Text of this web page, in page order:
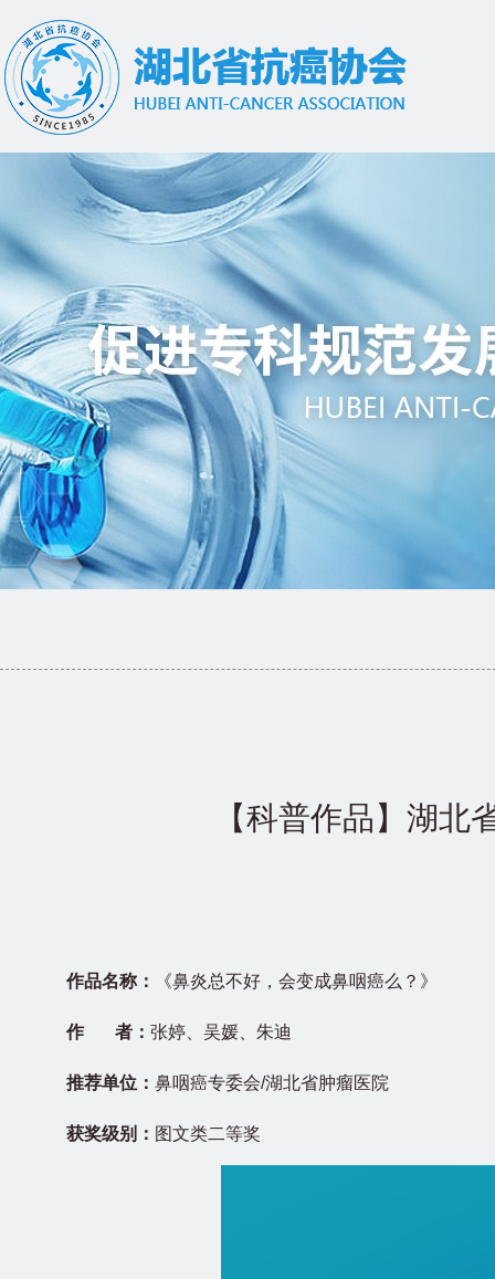
【科普作品】湖
作品名称： 《鼻炎总不好，会变成鼻咽癌么？》
作 者： 张婷、吴媛、朱迪
推荐单位： 鼻咽癌专委会/湖北省肿瘤医院
获奖级别： 图文类二等奖